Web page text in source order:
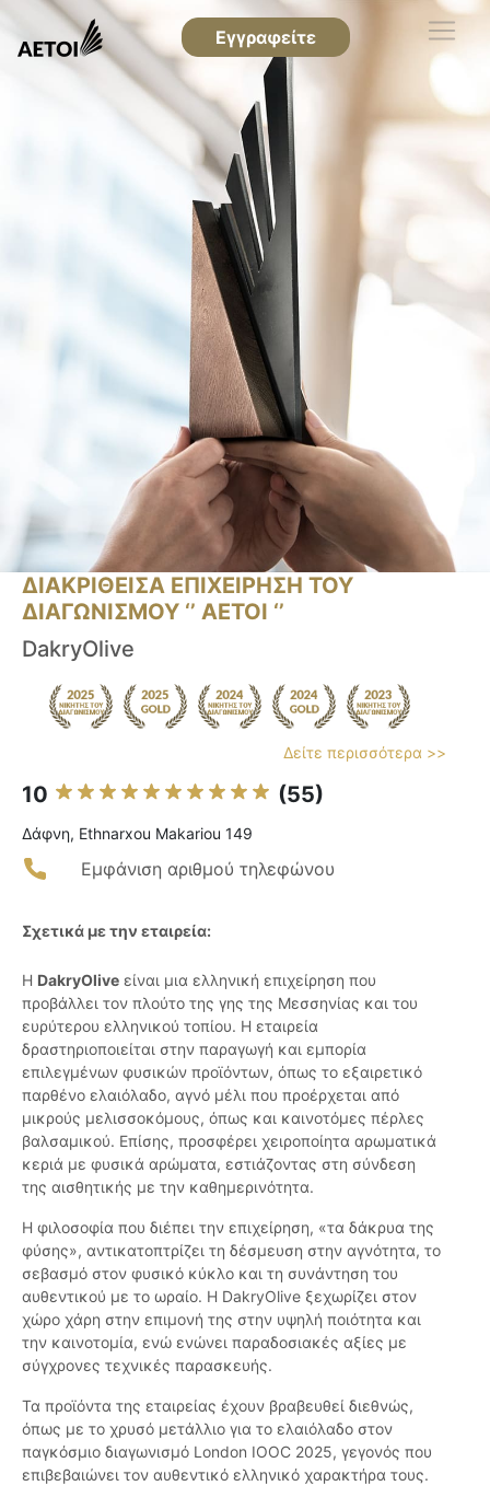
Εγγραφείτε
ΔΙΑΚΡΙΘΕΙΣΑ ΕΠΙΧΕΙΡΗΣΗ ΤΟΥ
ΔΙΑΓΩΝΙΣΜΟΥ ‘’ ΑΕΤΟΙ ‘’
DakryOlive
Δείτε περισσότερα >>
10 (55)
Δάφνη, Ethnarxou Makariou 149
Εμφάνιση αριθμού τηλεφώνου
Σχετικά με την εταιρεία:
Η DakryOlive είναι μια ελληνική επιχείρηση που
προβάλλει τον πλούτο της γης της Μεσσηνίας και του
ευρύτερου ελληνικού τοπίου. Η εταιρεία
δραστηριοποιείται στην παραγωγή και εμπορία
επιλεγμένων φυσικών προϊόντων, όπως το εξαιρετικό
παρθένο ελαιόλαδο, αγνό μέλι που προέρχεται από
μικρούς μελισσοκόμους, όπως και καινοτόμες πέρλες
βαλσαμικού. Επίσης, προσφέρει χειροποίητα αρωματικά
κεριά με φυσικά αρώματα, εστιάζοντας στη σύνδεση
της αισθητικής με την καθημερινότητα.
Η φιλοσοφία που διέπει την επιχείρηση, «τα δάκρυα της
φύσης», αντικατοπτρίζει τη δέσμευση στην αγνότητα, το
σεβασμό στον φυσικό κύκλο και τη συνάντηση του
αυθεντικού με το ωραίο. Η DakryOlive ξεχωρίζει στον
χώρο χάρη στην επιμονή της στην υψηλή ποιότητα και
την καινοτομία, ενώ ενώνει παραδοσιακές αξίες με
σύγχρονες τεχνικές παρασκευής.
Τα προϊόντα της εταιρείας έχουν βραβευθεί διεθνώς,
όπως με το χρυσό μετάλλιο για το ελαιόλαδο στον
παγκόσμιο διαγωνισμό London IOOC 2025, γεγονός που
επιβεβαιώνει τον αυθεντικό ελληνικό χαρακτήρα τους.